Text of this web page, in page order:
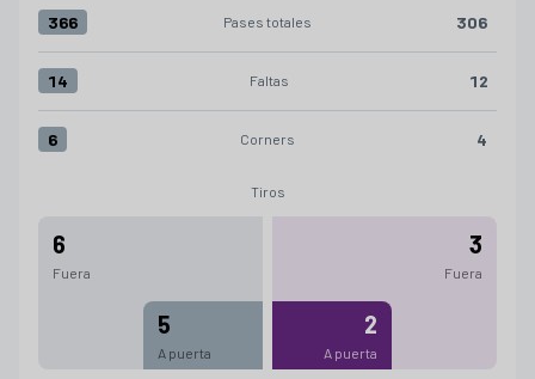
Pases totales:Sevilla FC 366 versus Real Valladolid CF 306
366 Pases totales 306
Faltas:Sevilla FC 14 versus Real Valladolid CF 12
14 Faltas 12
Corners:Sevilla FC 6 versus Real Valladolid CF 4
6 Corners 4
Tiros
6
Fuera
5
A puerta
3
Fuera
2
A puerta